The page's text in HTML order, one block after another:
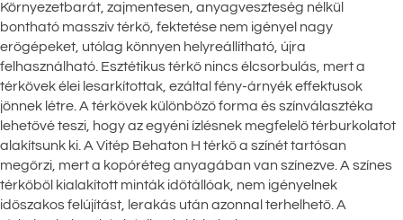
Környezetbarát, zajmentesen, anyagveszteség nélkül
bontható masszív térkő, fektetése nem igényel nagy
erőgépeket, utólag könnyen helyreállítható, újra
felhasználható. Esztétikus térkő nincs élcsorbulás, mert a
térkövek élei lesarkítottak, ezáltal fény-árnyék effektusok
jönnek létre. A térkövek különböző forma és színválasztéka
lehetővé teszi, hogy az egyéni ízlésnek megfelelő térburkolatot
alakítsunk ki. A Vitép Behaton H térkő a színét tartósan
megőrzi, mert a kopóréteg anyagában van színezve. A színes
térkőből kialakított minták időtállóak, nem igényelnek
időszakos felújítást, lerakás után azonnal terhelhető. A